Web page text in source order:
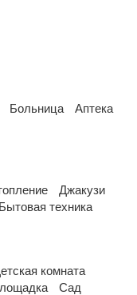
Больница
Аптека
Джакузи
Бытовая техника
комната
Сад